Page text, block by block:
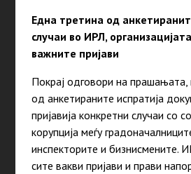
Една третина од
случаи во ИРЛ,
важните пријави
Покрај одговори на
од анкетираните испратија
пријавија конкретни случаи со
корупција меѓу
инспекторите и бизнисмените.
сите вакви пријави и прави